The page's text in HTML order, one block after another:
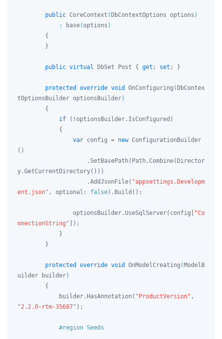
public CoreContext (DbContextOptions options )
            :
base(options )
public virtual DbSet Post { get ; set ; }
protected override void OnConfiguring (DbContex
tOptionsBuilder optionsBuilder)
if (!optionsBuilder.IsConfigured)
var config = new ConfigurationBuilder
()
y.GetCurrentDirectory()))
                    .AddJsonFile(
"appsettings.Developm
ent.json" , optional: false).Build();
                optionsBuilder.UseSqlServer(config[
"Co
nnectionString" ]);
protected override void OnModelCreating (ModelB
uilder builder)
            builder.HasAnnotation(
"ProductVersion"
"2.2.0-rtm-35687" );
#region Seeds